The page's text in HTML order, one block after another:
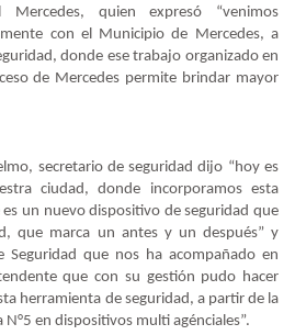
Mercedes, quien expresó “venimos
con el Municipio de Mercedes, a
donde ese trabajo organizado en
de Mercedes permite brindar mayor
secretario de seguridad dijo “hoy es
ciudad, donde incorporamos esta
es un nuevo dispositivo de seguridad que
que marca un antes y un después” y
Seguridad que nos ha acompañado en
que con su gestión pudo hacer
herramienta de seguridad, a partir de la
en dispositivos multi agénciales”.